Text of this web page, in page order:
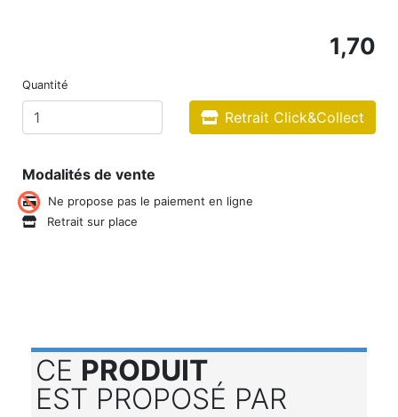
1,70
Quantité
Retrait Click&Collect
Modalités de vente
Ne propose pas le paiement en ligne
Retrait sur place
CE PRODUIT
EST PROPOSÉ PAR